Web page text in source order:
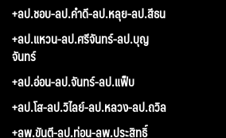
+ลป.ชอบ-ลป.คำดี-ลป.หลุย-ลป.สีธน
+ลป.แหวน-ลป.ศรีจันทร์-ลป.บุญ
จันทร์
+ลป.อ่อน-ลป.จันทร์-ลป.แฟ็บ
+ลป.โส-ลป.วิไลย์-ลป.หลวง-ลป.ถวิล
+ลพ.ขันตี-ลป.ท่อน-ลพ.ประสิทธิ์